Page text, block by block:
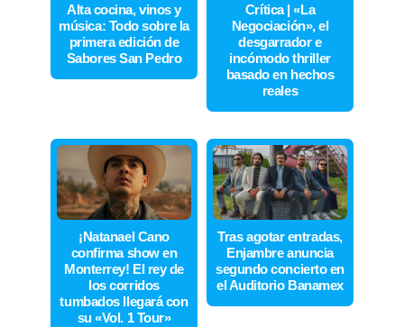
Alta cocina, vinos y
música: Todo sobre la
primera edición de
Sabores San Pedro
Crítica | «La
Negociación», el
desgarrador e
incómodo thriller
basado en hechos
reales
¡Natanael Cano
confirma show en
Monterrey! El rey de
los corridos
tumbados llegará con
su «Vol. 1 Tour»
Tras agotar entradas,
Enjambre anuncia
segundo concierto en
el Auditorio Banamex